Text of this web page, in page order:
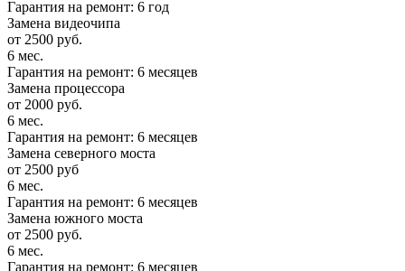
Гарантия на ремонт: 6 год
Замена видеочипа
от 2500 руб.
6 мес.
Гарантия на ремонт: 6 месяцев
Замена процессора
от 2000 руб.
6 мес.
Гарантия на ремонт: 6 месяцев
Замена северного моста
от 2500 руб
6 мес.
Гарантия на ремонт: 6 месяцев
Замена южного моста
от 2500 руб.
6 мес.
Гарантия на ремонт: 6 месяцев